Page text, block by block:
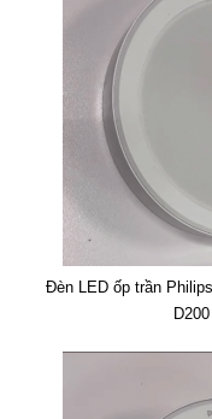
Đèn LED ốp trần